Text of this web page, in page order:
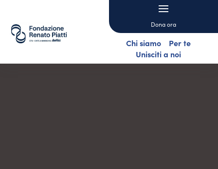
Dona ora
Chi siamo
Per te
Unisciti a noi